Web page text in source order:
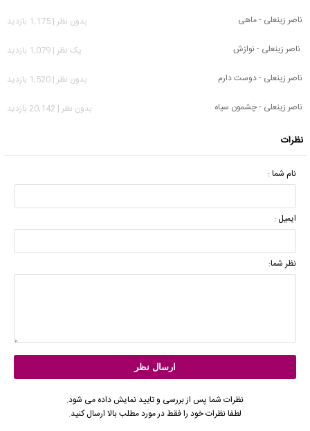
ناصر زینعلی - ماهی
بدون نظر | 1,175 بازدید
ناصر زینعلی - نوازش
يک نظر | 1,079 بازدید
ناصر زینعلی - دوست دارم
بدون نظر | 1,520 بازدید
ناصر زینعلی - چشمون سیاه
بدون نظر | 20,142 بازدید
نظرات
نام شما :
ایمیل :
نظر شما:
نظرات شما پس از بررسی و تایید نمایش داده می شود.
لطفا نظرات خود را فقط در مورد مطلب بالا ارسال کنید.